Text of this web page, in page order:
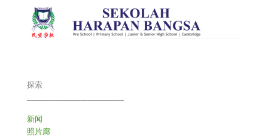
探索
新闻
照片廊